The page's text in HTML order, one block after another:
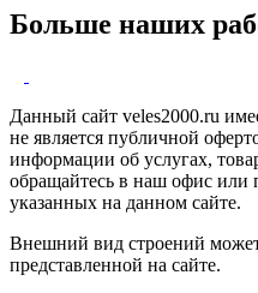
Больше наших
Данный сайт veles2000.ru
не является публичной
информации об услугах,
обращайтесь в наш офис или
указанных на данном сайте.
Внешний вид строений может
представленной на сайте.